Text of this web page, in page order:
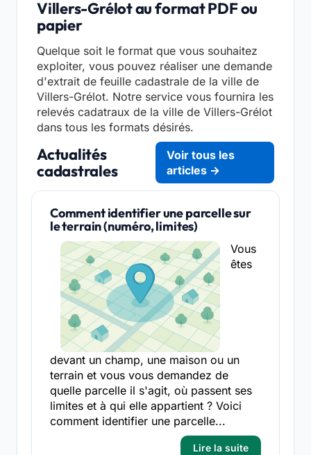
Villers-Grélot au format PDF ou
papier
Quelque soit le format que vous souhaitez
exploiter, vous pouvez réaliser une demande
d'extrait de feuille cadastrale de la ville de
Villers-Grélot. Notre service vous fournira les
relevés cadatraux de la ville de Villers-Grélot
dans tous les formats désirés.
Actualités
cadastrales
Voir tous les
articles →
Comment identifier une parcelle sur
le terrain (numéro, limites)
Vous
êtes
devant un champ, une maison ou un
terrain et vous vous demandez de
quelle parcelle il s'agit, où passent ses
limites et à qui elle appartient ? Voici
comment identifier une parcelle...
Lire la suite